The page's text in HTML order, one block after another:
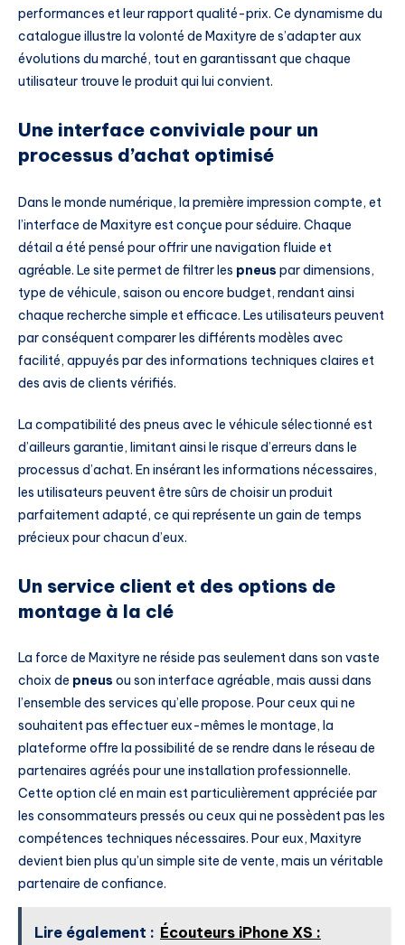
performances et leur rapport qualité-prix. Ce dynamisme du
catalogue illustre la volonté de Maxityre de s’adapter aux
évolutions du marché, tout en garantissant que chaque
utilisateur trouve le produit qui lui convient.
Une interface conviviale pour un
processus d’achat optimisé
Dans le monde numérique, la première impression compte, et
l’interface de Maxityre est conçue pour séduire. Chaque
détail a été pensé pour offrir une navigation fluide et
agréable. Le site permet de filtrer les pneus par dimensions,
type de véhicule, saison ou encore budget, rendant ainsi
chaque recherche simple et efficace. Les utilisateurs peuvent
par conséquent comparer les différents modèles avec
facilité, appuyés par des informations techniques claires et
des avis de clients vérifiés.
La compatibilité des pneus avec le véhicule sélectionné est
d’ailleurs garantie, limitant ainsi le risque d’erreurs dans le
processus d’achat. En insérant les informations nécessaires,
les utilisateurs peuvent être sûrs de choisir un produit
parfaitement adapté, ce qui représente un gain de temps
précieux pour chacun d’eux.
Un service client et des options de
montage à la clé
La force de Maxityre ne réside pas seulement dans son vaste
choix de pneus ou son interface agréable, mais aussi dans
l’ensemble des services qu’elle propose. Pour ceux qui ne
souhaitent pas effectuer eux-mêmes le montage, la
plateforme offre la possibilité de se rendre dans le réseau de
partenaires agréés pour une installation professionnelle.
Cette option clé en main est particulièrement appréciée par
les consommateurs pressés ou ceux qui ne possèdent pas les
compétences techniques nécessaires. Pour eux, Maxityre
devient bien plus qu’un simple site de vente, mais un véritable
partenaire de confiance.
Lire également : Écouteurs iPhone XS :